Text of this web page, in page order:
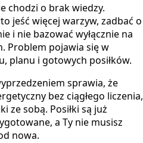
chodzi o brak wiedzy.
jeść więcej warzyw, zadbać o
i nie bazować wyłącznie na
Problem pojawia się w
planu i gotowych posiłków.
sprawia, że
bez ciągłego liczenia,
ze sobą. Posiłki są już
a Ty nie musisz
nowa.